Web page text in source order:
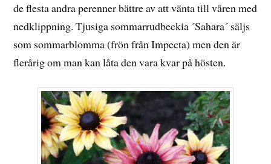
de flesta andra perenner bättre av att vänta till våren med
nedklippning. Tjusiga sommarrudbeckia ´Sahara´ säljs
som sommarblomma (frön från Impecta) men den är
flerårig om man kan låta den vara kvar på hösten.